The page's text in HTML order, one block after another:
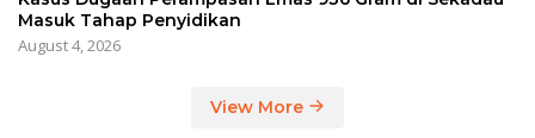
Masuk Tahap Penyidikan
August 4, 2026
View More